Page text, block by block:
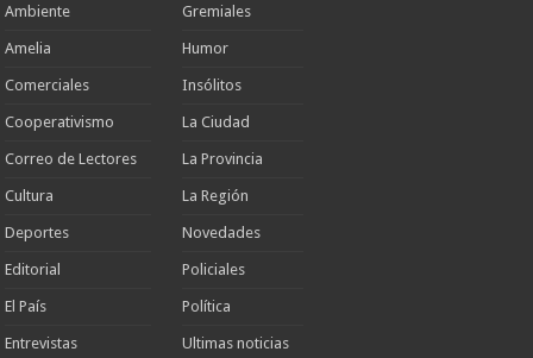
Ambiente
Amelia
Comerciales
Cooperativismo
Correo de Lectores
Cultura
Deportes
Editorial
El País
Entrevistas
Gremiales
Humor
Insólitos
La Ciudad
La Provincia
La Región
Novedades
Policiales
Política
Ultimas noticias